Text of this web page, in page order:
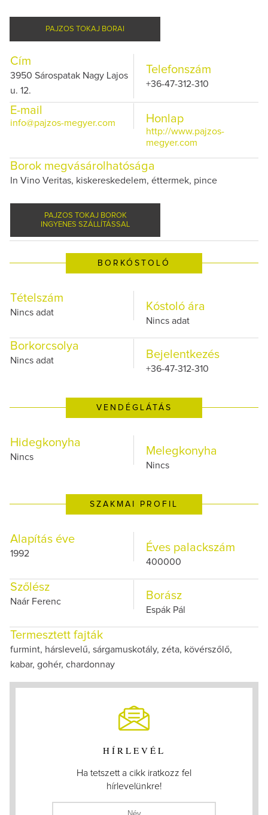
PAJZOS TOKAJ BORAI
Cím
3950 Sárospatak Nagy Lajos
u. 12.
Telefonszám
+36-47-312-310
E-mail
info@pajzos-megyer.com Honlap
http://www.pajzos-
megyer.com
Borok megvásárolhatósága
In Vino Veritas, kiskereskedelem, éttermek, pince
PAJZOS TOKAJ BOROK
INGYENES SZÁLLÍTÁSSAL
BORKÓSTOLÓ
Tételszám
Nincs adat Kóstoló ára
Nincs adat
Borkorcsolya
Nincs adat Bejelentkezés
+36-47-312-310
VENDÉGLÁTÁS
Hidegkonyha
Nincs Melegkonyha
Nincs
SZAKMAI PROFIL
Alapítás éve
1992 Éves palackszám
400000
Szőlész
Naár Ferenc Borász
Espák Pál
Termesztett fajták
furmint, hárslevelű, sárgamuskotály, zéta, kövérszőlő,
kabar, gohér, chardonnay
HÍRLEVÉL
Ha tetszett a cikk iratkozz fel
hírlevelünkre!